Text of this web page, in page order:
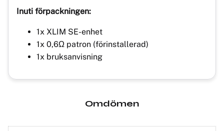
Inuti förpackningen:
1x XLIM SE-enhet
1x 0,6Ω patron (förinstallerad)
1x bruksanvisning
Omdömen